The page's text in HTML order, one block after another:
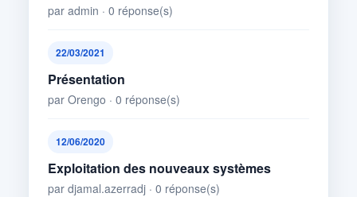
par admin · 0 réponse(s)
22/03/2021
Présentation
par Orengo · 0 réponse(s)
12/06/2020
Exploitation des nouveaux systèmes
par djamal.azerradj · 0 réponse(s)